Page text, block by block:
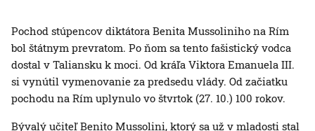
Pochod stúpencov diktátora Benita Mussoliniho na Rím
bol štátnym prevratom. Po ňom sa tento fašistický vodca
dostal v Taliansku k moci. Od kráľa Viktora Emanuela III.
si vynútil vymenovanie za predsedu vlády. Od začiatku
pochodu na Rím uplynulo vo štvrtok (27. 10.) 100 rokov.
Bývalý učiteľ Benito Mussolini, ktorý sa už v mladosti stal